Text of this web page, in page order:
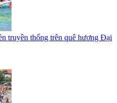
truyền thống trên quê hương Đại